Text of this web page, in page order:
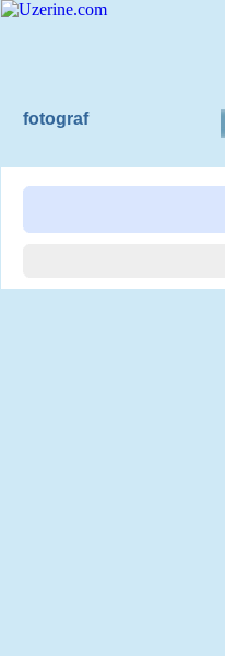
fotograf